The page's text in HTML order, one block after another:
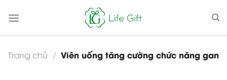
Trang chủ / Viên uống tăng cường chức năng gan